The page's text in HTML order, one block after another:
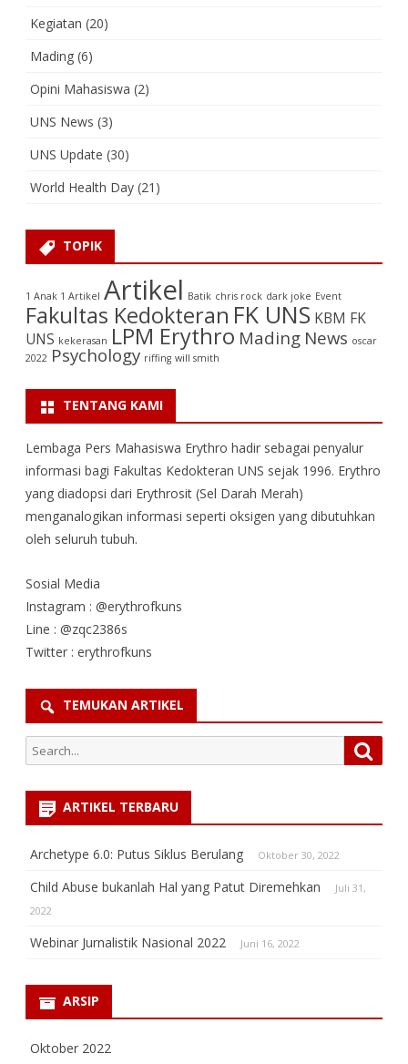
Kegiatan (20)
Mading (6)
Opini Mahasiswa (2)
UNS News (3)
UNS Update (30)
World Health Day (21)
TOPIK
1 Anak 1 Artikel Artikel Batik chris rock dark joke Event
Fakultas Kedokteran FK UNS KBM FK
UNS kekerasan LPM Erythro Mading News oscar
2022 Psychology riffing will smith
TENTANG KAMI
Lembaga Pers Mahasiswa Erythro hadir sebagai penyalur
informasi bagi Fakultas Kedokteran UNS sejak 1996. Erythro
yang diadopsi dari Erythrosit (Sel Darah Merah)
menganalogikan informasi seperti oksigen yang dibutuhkan
oleh seluruh tubuh.
Sosial Media
Instagram : @erythrofkuns
Line : @zqc2386s
Twitter : erythrofkuns
TEMUKAN ARTIKEL
Search
for:
ARTIKEL TERBARU
Archetype 6.0: Putus Siklus Berulang Oktober 30, 2022
Child Abuse bukanlah Hal yang Patut Diremehkan
Juli 31,
2022
Webinar Jurnalistik Nasional 2022 Juni 16, 2022
ARSIP
Oktober 2022